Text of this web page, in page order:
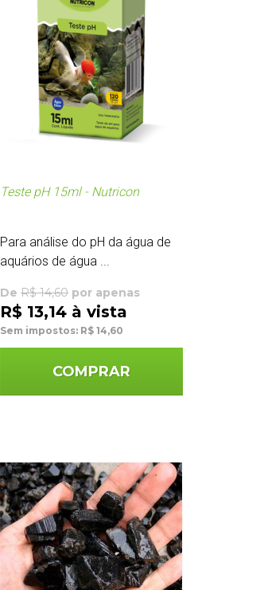
Teste pH 15ml - Nutricon
Para análise do pH da água de
aquários de água ...
De R$ 14,60por apenas
R$ 13,14 à vista
Sem impostos: R$ 14,60
COMPRAR